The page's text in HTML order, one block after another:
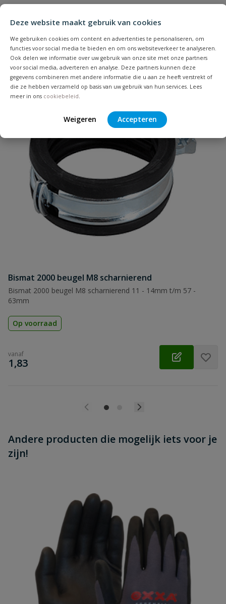
Deze website maakt gebruik van cookies
We gebruiken cookies om content en advertenties te personaliseren, om
functies voor social media te bieden en om ons websiteverkeer te analyseren.
Ook delen we informatie over uw gebruik van onze site met onze partners
voor social media, adverteren en analyse. Deze partners kunnen deze
gegevens combineren met andere informatie die u aan ze heeft verstrekt of
die ze hebben verzameld op basis van uw gebruik van hun services. Lees
meer in ons cookiebeleid
Weigeren Accepteren
Heb je zelf ook een vraag over
dit product?
Schrijf zelf een beoordeling
Je beoordeelt:BIS Duplo dubbele cv-beugel, inlage
wit
Uw waardering:
Naam
Samenvatting
Beoordeling
Beoordeling versturen
Bismat 2000 beugel M8 scharnierend
Bismat 2000 beugel M8 scharnierend 11 - 14mm t/m 57 -
63mm
Op voorraad
vanaf
€
1,83
Andere producten die mogelijk iets voor je
zijn!